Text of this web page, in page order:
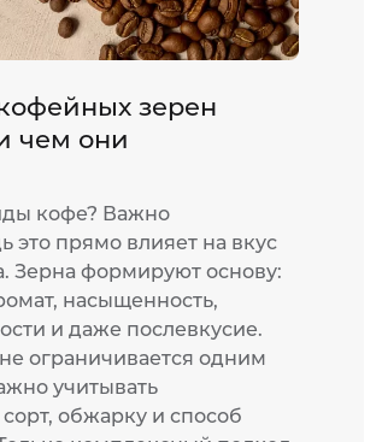
зерен
чем они
кофе? Важно
это прямо влияет на вкус
Зерна формируют основу:
насыщенность,
и даже послевкусие.
ограничивается одним
учитывать
обжарку и способ